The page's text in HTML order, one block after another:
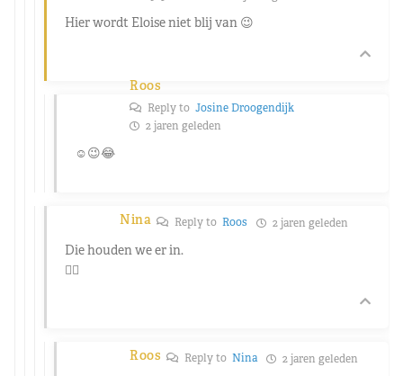
Hier wordt Eloise niet blij van 😉
Roos
Reply to Josine Droogendijk
2 jaren geleden
☺️😉😂
Nina Reply to Roos 2 jaren geleden
Die houden we er in.
👍🏻
Roos Reply to Nina 2 jaren geleden